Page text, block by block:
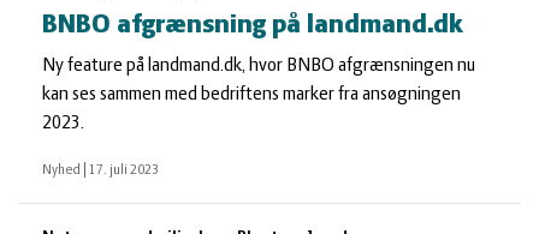
BNBO afgrænsning på landmand.dk
Ny feature på landmand.dk, hvor BNBO afgrænsningen nu
kan ses sammen med bedriftens marker fra ansøgningen
2023.
Nyhed 17. juli 2023